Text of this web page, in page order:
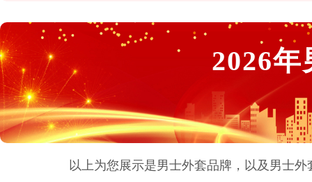
2026年
以上为您展示是男士外套品牌，以及 男士外